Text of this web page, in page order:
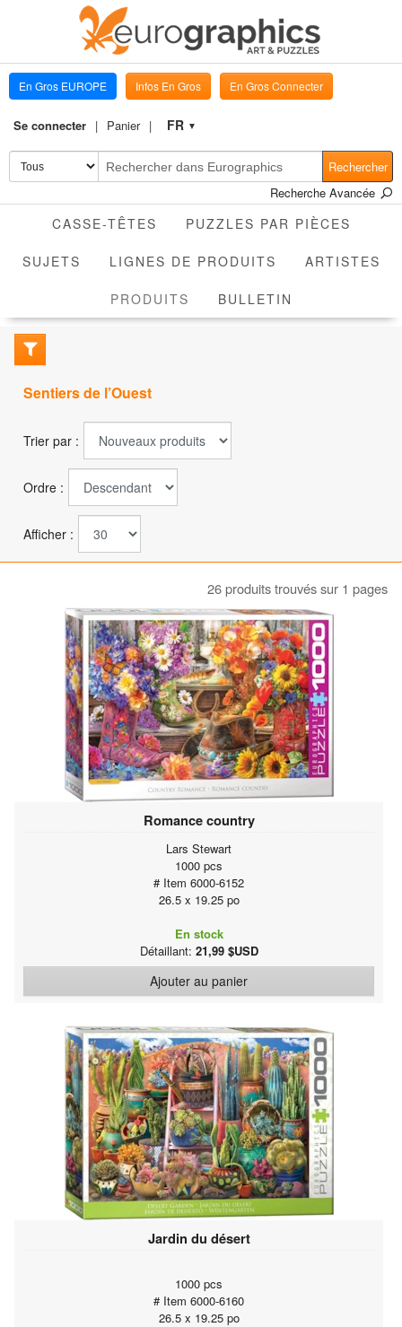
En Gros EUROPE Infos En Gros En Gros Connecter
Se connecter Panier FR ▼
Rechercher
Recherche Avancée
CASSE-TÊTES PUZZLES PAR PIÈCES
SUJETS LIGNES DE PRODUITS ARTISTES
PRODUITS ACTIVEBULLETIN
Sentiers de l’Ouest
Trier par :
Ordre :
Afficher :
26 produits trouvés sur 1 pages
Romance country
Lars Stewart
1000 pcs
# Item 6000-6152
26.5 x 19.25 po
En stock
Détaillant: 21,99 $USD
Ajouter au panier
Jardin du désert
1000 pcs
# Item 6000-6160
26.5 x 19.25 po